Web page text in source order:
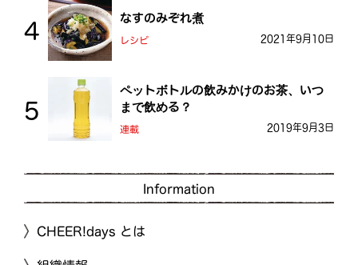
なすのみぞれ煮
レシピ 2021年9月10日
ペットボトルの飲みかけのお茶、いつ
まで飲める？
連載 2019年9月3日
Information
CHEER!days とは